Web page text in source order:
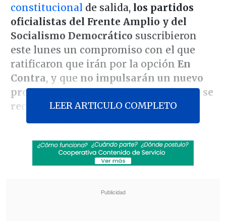
constitucional de salida, los partidos
oficialistas del Frente Amplio y del
Socialismo Democrático suscribieron
este lunes un compromiso con el que
ratificaron que irán por la opción En
Contra, y que no impulsarán un nuevo
proceso constitucional en caso de que se
rechace la actual propuesta.
Socialista, Partido Comunista,
Convergencia Social, Revolución
Partido Liberal, Partido Radical, Partido
LEER ARTICULO COMPLETO